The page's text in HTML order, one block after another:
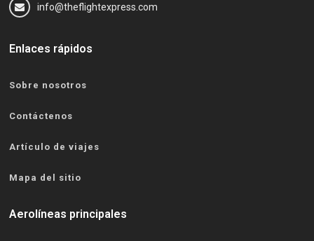
info@theflightexpress.com
Enlaces rápidos
Sobre nosotros
Contáctenos
Artículo de viajes
Mapa del sitio
Aerolíneas principales